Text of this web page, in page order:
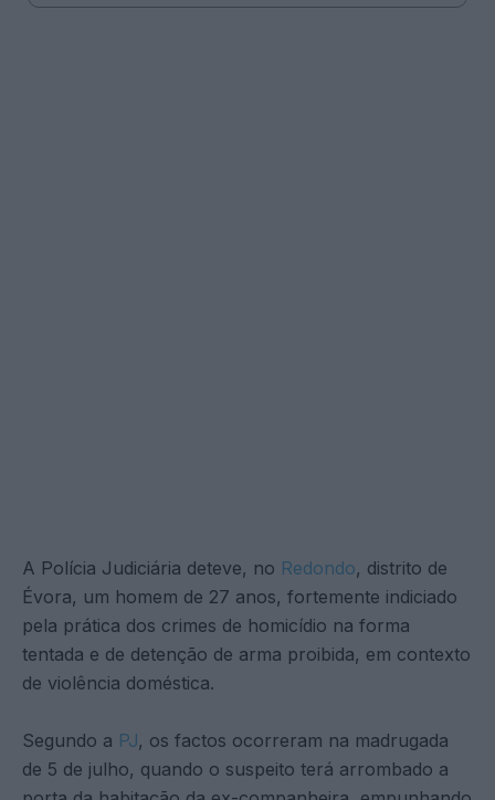
A Polícia Judiciária deteve, no Redondo, distrito de
Évora, um homem de 27 anos, fortemente indiciado
pela prática dos crimes de homicídio na forma
tentada e de detenção de arma proibida, em contexto
de violência doméstica.
Segundo a PJ, os factos ocorreram na madrugada
de 5 de julho, quando o suspeito terá arrombado a